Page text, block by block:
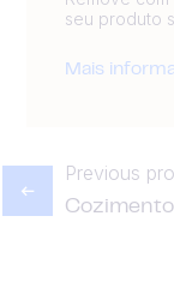
seu produto
Mais
Previous
Cozimento